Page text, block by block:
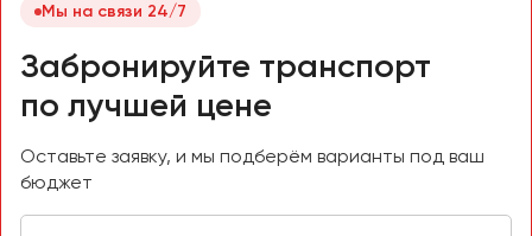
Мы на связи 24/7
Забронируйте транспорт
по лучшей цене
Оставьте заявку, и мы подберём варианты под ваш
бюджет